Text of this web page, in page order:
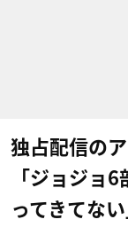
独占配信の
「ジョジョ
ってきてない